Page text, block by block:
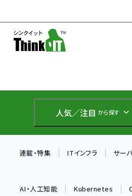
人気／注目 から探す
連載・特集 ITインフラ サー
AI・人工知能 Kubernetes